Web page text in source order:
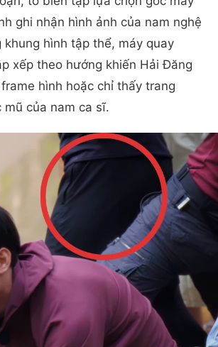
ghi nhận hình ảnh của nam nghệ
khung hình tập thể, máy quay
xếp theo hướng khiến Hải Đăng
hình hoặc chỉ thấy trang
mũ của nam ca sĩ.